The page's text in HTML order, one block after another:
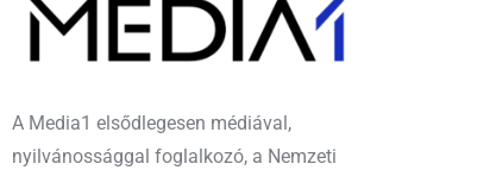
A Media1 elsődlegesen médiával,
nyilvánossággal foglalkozó, a Nemzeti